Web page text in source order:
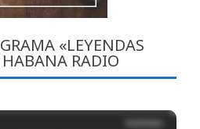
«LEYENDAS
HABANA RADIO